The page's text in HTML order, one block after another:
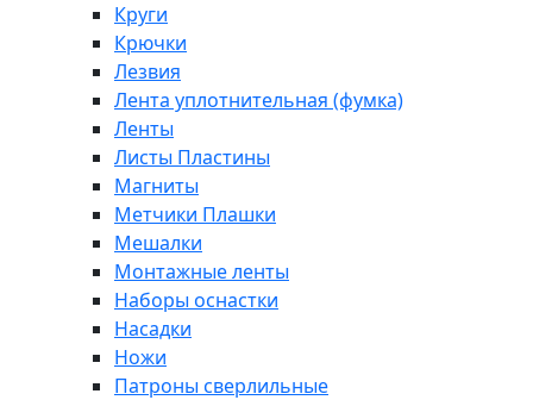
Круги
Крючки
Лезвия
Лента уплотнительная (фумка)
Ленты
Листы Пластины
Магниты
Метчики Плашки
Мешалки
Монтажные ленты
Наборы оснастки
Насадки
Ножи
Патроны сверлильные